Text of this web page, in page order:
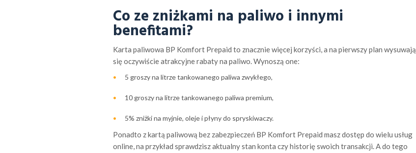
Co ze zniżkami na paliwo i innymi
benefitami?
Karta paliwowa BP Komfort Prepaid to znacznie więcej korzyści, a na pierwszy plan wysuwają
się oczywiście atrakcyjne rabaty na paliwo. Wynoszą one:
5 groszy na litrze tankowanego paliwa zwykłego,
10 groszy na litrze tankowanego paliwa premium,
5% zniżki na myjnie, oleje i płyny do spryskiwaczy.
Ponadto z kartą paliwową bez zabezpieczeń BP Komfort Prepaid masz dostęp do wielu usług
online, na przykład sprawdzisz aktualny stan konta czy historię swoich transakcji. A do tego